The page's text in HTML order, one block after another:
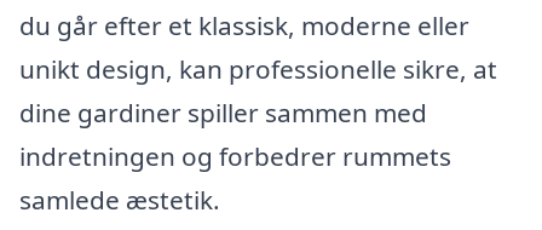
du går efter et klassisk, moderne eller
unikt design, kan professionelle sikre, at
dine gardiner spiller sammen med
indretningen og forbedrer rummets
samlede æstetik.